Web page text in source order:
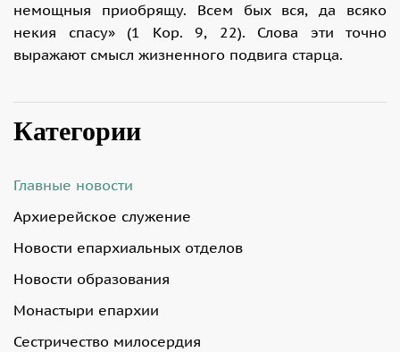
немощныя приобрящу. Всем бых вся, да всяко
некия спасу» (1 Кор. 9, 22). Слова эти точно
выражают смысл жизненного подвига старца.
Категории
Главные новости
Архиерейское служение
Новости епархиальных отделов
Новости образования
Монастыри епархии
Сестричество милосердия